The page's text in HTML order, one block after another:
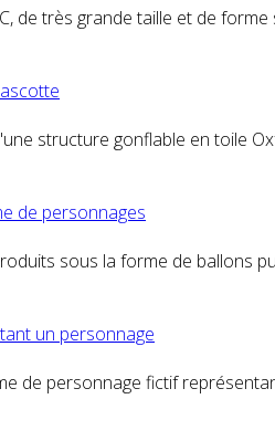
de très grande taille et de
structure gonflable en toile
de personnages
sous la forme de ballons
un personnage
de personnage fictif